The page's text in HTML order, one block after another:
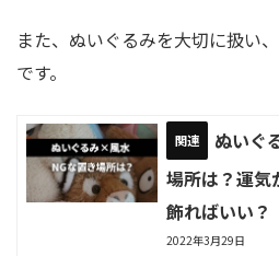
また、ぬいぐるみを大切に扱い
です。
ぬいぐ
場所は？運気
飾ればいい？
2022年3月29日